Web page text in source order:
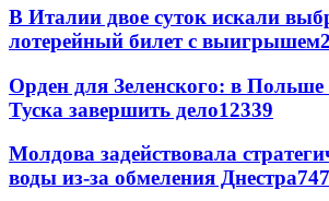
В Италии двое суток искали
лотерейный билет с выигрышем
Орден для Зеленского: в Польше
Туска завершить дело12339
Молдова задействовала
воды из-за обмеления Днестра